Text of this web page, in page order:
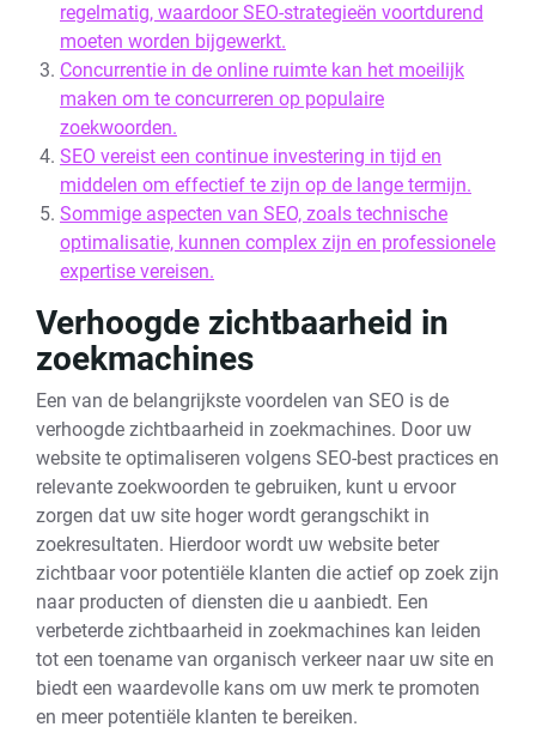
regelmatig, waardoor SEO-strategieën voortdurend
moeten worden bijgewerkt.
Concurrentie in de online ruimte kan het moeilijk
maken om te concurreren op populaire
zoekwoorden.
SEO vereist een continue investering in tijd en
middelen om effectief te zijn op de lange termijn.
Sommige aspecten van SEO, zoals technische
optimalisatie, kunnen complex zijn en professionele
expertise vereisen.
Verhoogde zichtbaarheid in
zoekmachines
Een van de belangrijkste voordelen van SEO is de
verhoogde zichtbaarheid in zoekmachines. Door uw
website te optimaliseren volgens SEO-best practices en
relevante zoekwoorden te gebruiken, kunt u ervoor
zorgen dat uw site hoger wordt gerangschikt in
zoekresultaten. Hierdoor wordt uw website beter
zichtbaar voor potentiële klanten die actief op zoek zijn
naar producten of diensten die u aanbiedt. Een
verbeterde zichtbaarheid in zoekmachines kan leiden
tot een toename van organisch verkeer naar uw site en
biedt een waardevolle kans om uw merk te promoten
en meer potentiële klanten te bereiken.